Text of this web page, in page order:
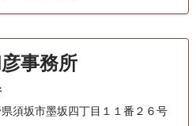
事務所
須坂市墨坂四丁目１１番２６号